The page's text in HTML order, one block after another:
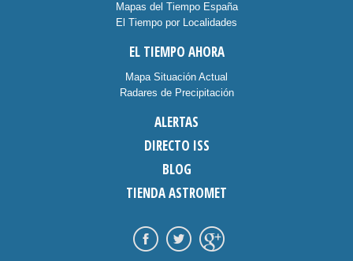
Mapas del Tiempo España
El Tiempo por Localidades
EL TIEMPO AHORA
Mapa Situación Actual
Radares de Precipitación
ALERTAS
DIRECTO ISS
BLOG
TIENDA ASTROMET